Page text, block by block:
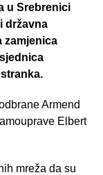
u Srebrenici
državna
zamjenica
Armend
Elbert
mreža da su